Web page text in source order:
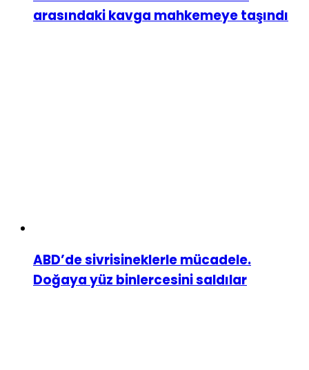
arasındaki kavga mahkemeye taşındı
ABD’de sivrisineklerle mücadele.
Doğaya yüz binlercesini saldılar